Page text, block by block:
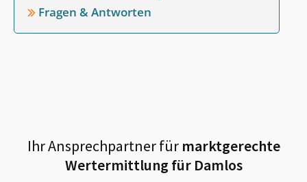
Fragen & Antworten
Ihr Ansprechpartner fürmarktgerechte
Wertermittlung für Damlos